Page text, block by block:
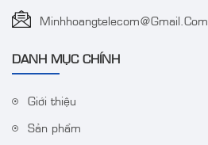
Minhhoangtelecom@gmail.com
DANH MỤC CHÍNH
Giới thiệu
Sản phẩm